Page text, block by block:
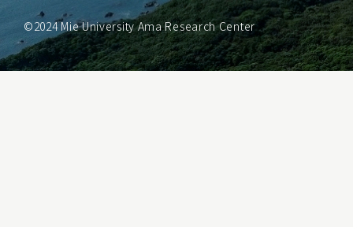
©2024 Mie University Ama Research Center